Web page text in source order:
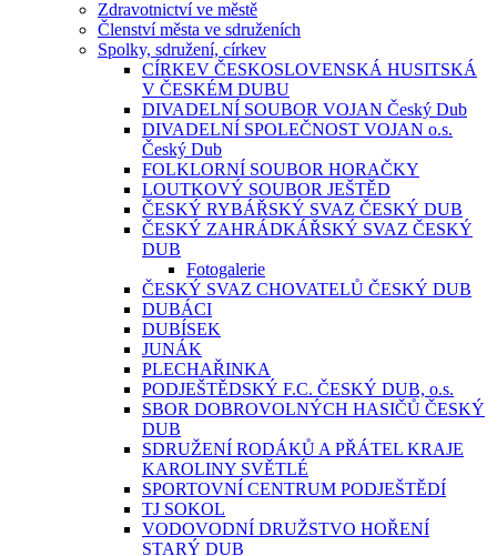
Zdravotnictví ve městě
Členství města ve sdruženích
Spolky, sdružení, církev
CÍRKEV ČESKOSLOVENSKÁ HUSITSKÁ
V ČESKÉM DUBU
DIVADELNÍ SOUBOR VOJAN Český Dub
DIVADELNÍ SPOLEČNOST VOJAN o.s.
Český Dub
FOLKLORNÍ SOUBOR HORAČKY
LOUTKOVÝ SOUBOR JEŠTĚD
ČESKÝ RYBÁŘSKÝ SVAZ ČESKÝ DUB
ČESKÝ ZAHRÁDKÁŘSKÝ SVAZ ČESKÝ
DUB
Fotogalerie
ČESKÝ SVAZ CHOVATELŮ ČESKÝ DUB
DUBÁCI
DUBÍSEK
JUNÁK
PLECHAŘINKA
PODJEŠTĚDSKÝ F.C. ČESKÝ DUB, o.s.
SBOR DOBROVOLNÝCH HASIČŮ ČESKÝ
DUB
SDRUŽENÍ RODÁKŮ A PŘÁTEL KRAJE
KAROLINY SVĚTLÉ
SPORTOVNÍ CENTRUM PODJEŠTĚDÍ
TJ SOKOL
VODOVODNÍ DRUŽSTVO HOŘENÍ
STARÝ DUB